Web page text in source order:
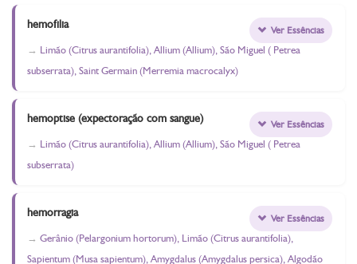
hemofilia
Limão (Citrus aurantifolia), Allium (Allium), São Miguel ( Petrea
subserrata), Saint Germain (Merremia macrocalyx)
Ver Essências
hemoptise (expectoração com sangue)
Limão (Citrus aurantifolia), Allium (Allium), São Miguel ( Petrea
subserrata)
Ver Essências
hemorragia
Gerânio (Pelargonium hortorum), Limão (Citrus aurantifolia),
Sapientum (Musa sapientum), Amygdalus (Amygdalus persica), Algodão
Ver Essências